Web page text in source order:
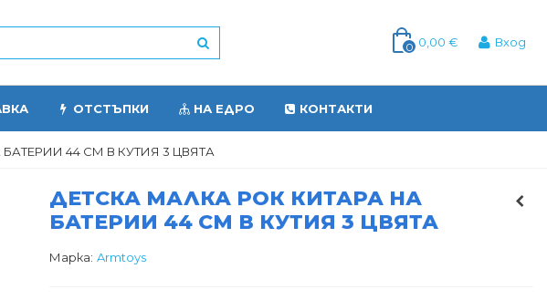
0 0,00 € Вход
ОТСТЪПКИ НА ЕДРО КОНТАКТИ
44 СМ В КУТИЯ 3 ЦВЯТА
ДЕТСКА МАЛКА РОК КИТАРА НА
БАТЕРИИ 44 СМ В КУТИЯ 3 ЦВЯТА
Марка: Armtoys